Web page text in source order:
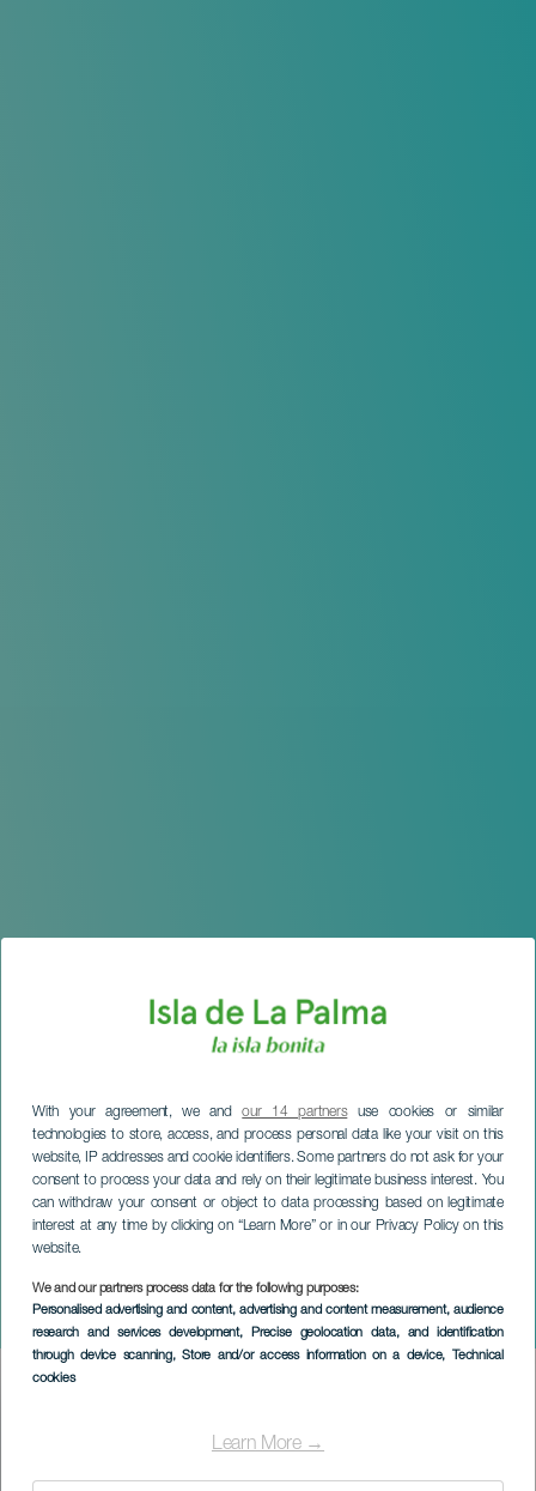
With your agreement, we andour 14 partnersuse cookies or similar
technologies to store, access, and process personal data like your visit on this
website, IP addresses and cookie identifiers. Some partners do not ask for your
consent to process your data and rely on their legitimate business interest. You
can withdraw your consent or object to data processing based on legitimate
interest at any time by clicking on “Learn More” or in our Privacy Policy on this
website.
We and our partners process data for the following purposes:
Personalised advertising and content, advertising and content measurement, audience
research and services development, Precise geolocation data, and identification
through device scanning, Store and/or access information on a device, Technical
cookies
Learn More →
Festlichkeiten von Los
Remedios
Imagen